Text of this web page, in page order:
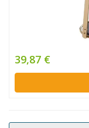
39,87 €